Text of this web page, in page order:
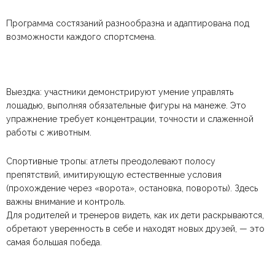
Программа состязаний разнообразна и адаптирована под
возможности каждого спортсмена.
Выездка: участники демонстрируют умение управлять
лошадью, выполняя обязательные фигуры на манеже. Это
упражнение требует концентрации, точности и слаженной
работы с животным.
Спортивные тропы: атлеты преодолевают полосу
препятствий, имитирующую естественные условия
(прохождение через «ворота», остановка, повороты). Здесь
важны внимание и контроль.
Для родителей и тренеров видеть, как их дети раскрываются,
обретают уверенность в себе и находят новых друзей, — это
самая большая победа.